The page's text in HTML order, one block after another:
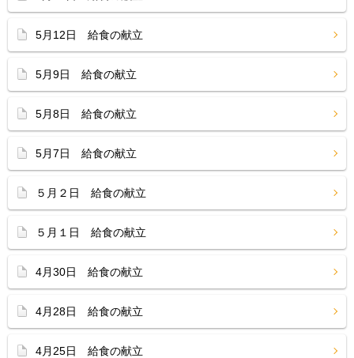
5月12日 給食の献立
5月9日 給食の献立
5月8日 給食の献立
5月7日 給食の献立
５月２日 給食の献立
５月１日 給食の献立
4月30日 給食の献立
4月28日 給食の献立
4月25日 給食の献立